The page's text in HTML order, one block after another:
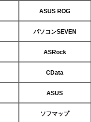
ASUS ROG
パソコンSEVEN
ASRock
CData
ASUS
ソフマップ